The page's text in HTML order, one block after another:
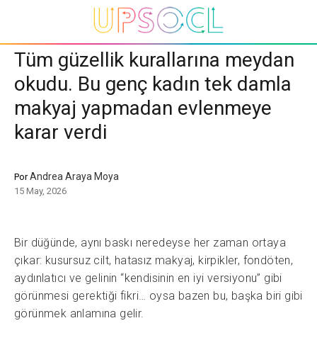
Tüm güzellik kurallarına meydan
okudu. Bu genç kadın tek damla
makyaj yapmadan evlenmeye
karar verdi
PorAndrea Araya Moya
15 May, 2026
Bir düğünde, aynı baskı neredeyse her zaman ortaya
çıkar: kusursuz cilt, hatasız makyaj, kirpikler, fondöten,
aydınlatıcı ve gelinin “kendisinin en iyi versiyonu” gibi
görünmesi gerektiği fikri… oysa bazen bu, başka biri gibi
görünmek anlamına gelir.